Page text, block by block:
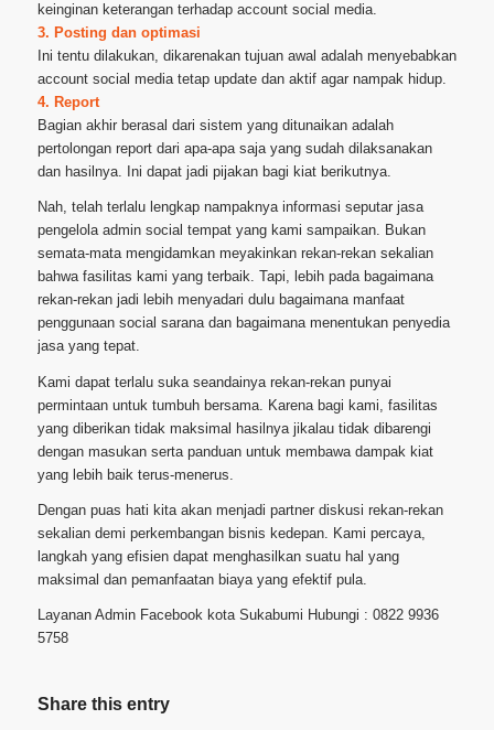
keinginan keterangan terhadap account social media.
3. Posting dan optimasi
Ini tentu dilakukan, dikarenakan tujuan awal adalah menyebabkan
account social media tetap update dan aktif agar nampak hidup.
4. Report
Bagian akhir berasal dari sistem yang ditunaikan adalah
pertolongan report dari apa-apa saja yang sudah dilaksanakan
dan hasilnya. Ini dapat jadi pijakan bagi kiat berikutnya.
Nah, telah terlalu lengkap nampaknya informasi seputar jasa
pengelola admin social tempat yang kami sampaikan. Bukan
semata-mata mengidamkan meyakinkan rekan-rekan sekalian
bahwa fasilitas kami yang terbaik. Tapi, lebih pada bagaimana
rekan-rekan jadi lebih menyadari dulu bagaimana manfaat
penggunaan social sarana dan bagaimana menentukan penyedia
jasa yang tepat.
Kami dapat terlalu suka seandainya rekan-rekan punyai
permintaan untuk tumbuh bersama. Karena bagi kami, fasilitas
yang diberikan tidak maksimal hasilnya jikalau tidak dibarengi
dengan masukan serta panduan untuk membawa dampak kiat
yang lebih baik terus-menerus.
Dengan puas hati kita akan menjadi partner diskusi rekan-rekan
sekalian demi perkembangan bisnis kedepan. Kami percaya,
langkah yang efisien dapat menghasilkan suatu hal yang
maksimal dan pemanfaatan biaya yang efektif pula.
Layanan Admin Facebook kota Sukabumi Hubungi : 0822 9936
5758
Share this entry